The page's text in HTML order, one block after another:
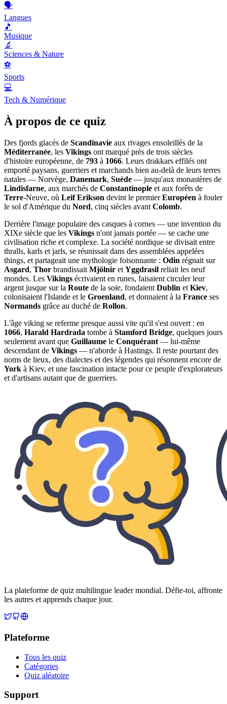
🗣️
Langues
🎵
Musique
🔬
Sciences & Nature
⚽
Sports
💻
Tech & Numérique
À propos de ce quiz
Des fjords glacés de Scandinavie aux rivages ensoleillés de la
Méditerranée, les Vikings ont marqué près de trois siècles
d'histoire européenne, de 793 à 1066. Leurs drakkars effilés ont
emporté paysans, guerriers et marchands bien au-delà de leurs terres
natales — Norvège, Danemark, Suède — jusqu'aux monastères de
Lindisfarne, aux marchés de Constantinople et aux forêts de
Terre-Neuve, où Leif Erikson devint le premierEuropéen à fouler
le sol d'Amérique du Nord, cinq siècles avant Colomb.
Derrière l'image populaire des casques à cornes — une invention du
XIXe siècle que les Vikings n'ont jamais portée — se cache une
civilisation riche et complexe. La société nordique se divisait entre
thralls, karls et jarls, se réunissait dans des assemblées appelées
things, et partageait une mythologie foisonnante : Odin régnait sur
Asgard, Thor brandissait Mjölnir et Yggdrasil reliait les neuf
mondes. Les Vikings écrivaient en runes, faisaient circuler leur
argent jusque sur la Route de la soie, fondaient Dublin et Kiev,
colonisaient l'Islande et le Groenland, et donnaient à la France ses
Normands grâce au duché de Rollon.
L'âge viking se referme presque aussi vite qu'il s'est ouvert : en
1066, Harald Hardrada tombe à Stamford Bridge, quelques jours
seulement avant que Guillaume le Conquérant — lui-même
descendant de Vikings — n'aborde à Hastings. Il reste pourtant des
noms de lieux, des dialectes et des légendes qui résonnent encore de
York à Kiev, et une fascination intacte pour ce peuple d'explorateurs
et d'artisans autant que de guerriers.
La plateforme de quiz multilingue leader mondial. Défie-toi, affronte
les autres et apprends chaque jour.
Plateforme
Tous les quiz
Catégories
Quiz aléatoire
Support